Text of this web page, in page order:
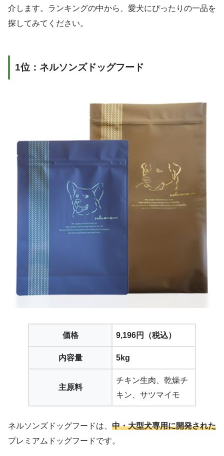
介します。ランキングの中から、愛犬にぴったりの一品を
探してみてください。
1位：ネルソンズドッグフード
価格 9,196円（税込）
内容量 5kg
主原料
チキン生肉、乾燥チ
キン、サツマイモ
ネルソンズドッグフードは、 中・大型犬専用に開発された
プレミアムドッグフードです。